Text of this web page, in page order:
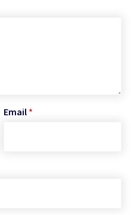
Email *